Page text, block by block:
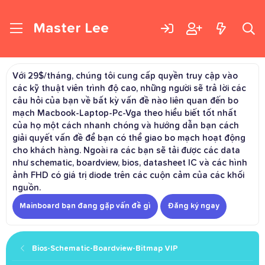
Master Lee
Với 29$/tháng, chúng tôi cung cấp quyền truy cập vào
các kỹ thuật viên trình độ cao, những người sẽ trả lời các
câu hỏi của bạn về bất kỳ vấn đề nào liên quan đến bo
mạch Macbook-Laptop-Pc-Vga theo hiểu biết tốt nhất
của họ một cách nhanh chóng và hướng dẫn bạn cách
giải quyết vấn đề để bạn có thể giao bo mạch hoạt động
cho khách hàng. Ngoài ra các bạn sẽ tải được các data
như schematic, boardview, bios, datasheet IC và các hình
ảnh FHD có giá trị diode trên các cuộn cảm của các khối
nguồn.
Mainboard bạn đang gặp vấn đề gì Đăng ký ngay
Bios-Schematic-Boardview-Bitmap VIP